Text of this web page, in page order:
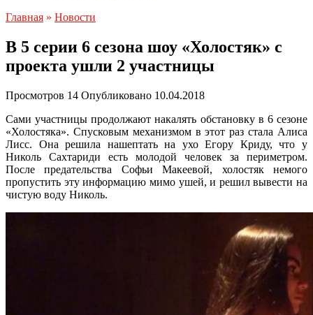
Главная » Новости
В 5 серии 6 сезона шоу «Холостяк» с
проекта ушли 2 участницы
Просмотров 14 Опубликовано 10.04.2018
Сами участницы продолжают накалять обстановку в 6 сезоне
«Холостяка». Спусковым механизмом в этот раз стала Алиса
Лисс. Она решила нашептать на ухо Егору Криду, что у
Николь Сахтариди есть молодой человек за периметром.
После предательства Софьи Макеевой, холостяк немого
пропустить эту информацию мимо ушей, и решил вывести на
чистую воду Николь.